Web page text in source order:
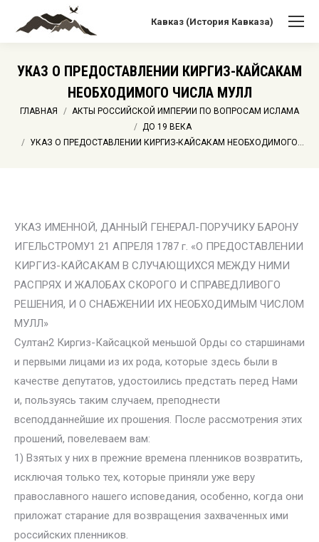
Кавказ (История Кавказа)
УКАЗ О ПРЕДОСТАВЛЕНИИ КИРГИЗ-КАЙСАКАМ
НЕОБХОДИМОГО ЧИСЛА МУЛЛ
Вы здесь:
ГЛАВНАЯ
АКТЫ РОССИЙСКОЙ ИМПЕРИИ ПО ВОПРОСАМ ИСЛАМА
ДО 19 ВЕКА
УКАЗ О ПРЕДОСТАВЛЕНИИ КИРГИЗ-КАЙСАКАМ НЕОБХОДИМОГО…
УКАЗ ИМЕННОЙ, ДАННЫЙ ГЕНЕРАЛ-ПОРУЧИКУ БАРОНУ
ИГЕЛЬСТРОМУ1 21 АПРЕЛЯ 1787 г. «О ПРЕДОСТАВЛЕНИИ
КИРГИЗ-КАЙСАКАМ В СЛУЧАЮЩИХСЯ МЕЖДУ НИМИ
РАСПРЯХ И ЖАЛОБАХ СКОРОГО И СПРАВЕДЛИВОГО
РЕШЕНИЯ, И О СНАБЖЕНИИ ИХ НЕОБХОДИМЫМ ЧИСЛОМ
МУЛЛ»
Султан2 Киргиз-Кайсацкой меньшой Орды со старшинами
и первыми лицами из их рода, которые здесь были в
качестве депутатов, удостоились предстать перед Нами
и, пользуясь таким случаем, преподнести
всеподданнейшие их прошения. После рассмотрения этих
прошений, повелеваем вам:
1) Взятых у них в прежние времена пленников возвратить,
исключая только тех, которые приняли уже веру
православного нашего исповедания, особенно, когда они
приложат старание для возвращения захваченных ими
российских пленников.